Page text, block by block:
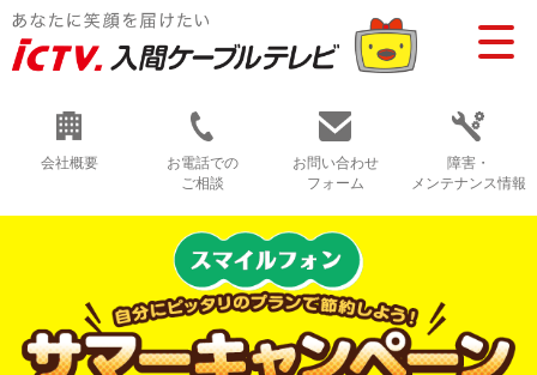
会社概要
お電話での
ご相談
お問い合わせ
フォーム
障害・
メンテナンス情報